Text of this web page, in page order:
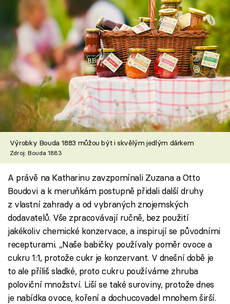
Výrobky Bouda 1883 můžou být i skvělým jedlým dárkem
Zdroj: Bouda 1883
A právě na Katharinu zavzpomínali Zuzana a Otto
Boudovi a k meruňkám postupně přidali další druhy
z vlastní zahrady a od vybraných znojemských
dodavatelů. Vše zpracovávají ručně, bez použití
jakékoliv chemické konzervace, a inspirují se původními
recepturami. „Naše babičky používaly poměr ovoce a
cukru 1:1, protože cukr je konzervant. V dnešní době je
to ale příliš sladké, proto cukru používáme zhruba
poloviční množství. Liší se také suroviny, protože dnes
je nabídka ovoce, koření a dochucovadel mnohem širší.